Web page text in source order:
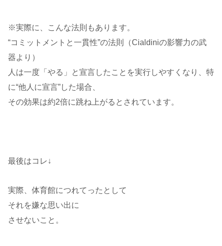
※実際に、こんな法則もあります。
“コミットメントと一貫性”の法則（Cialdiniの影響力の武
器より）
人は一度「やる」と宣言したことを実行しやすくなり、特
に“他人に宣言”した場合、
その効果は約2倍に跳ね上がるとされています。
最後はコレ↓
実際、体育館につれてったとして
それを嫌な思い出に
させないこと。